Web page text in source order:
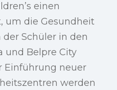
einen
um die Gesundheit
Schüler in den
und Belpre City
Einführung neuer
werden